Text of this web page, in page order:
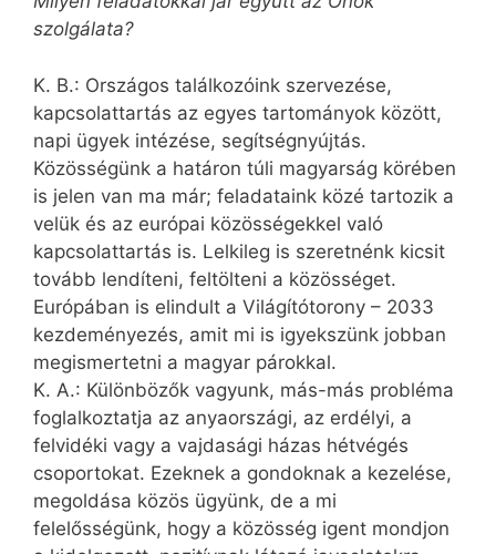
szolgálata?
K. B.: Országos találkozóink szervezése,
kapcsolattartás az egyes tartományok között,
napi ügyek intézése, segítségnyújtás.
Közösségünk a határon túli magyarság körében
is jelen van ma már; feladataink közé tartozik a
velük és az európai közösségekkel való
kapcsolattartás is. Lelkileg is szeretnénk kicsit
tovább lendíteni, feltölteni a közösséget.
Európában is elindult a Világítótorony – 2033
kezdeményezés, amit mi is igyekszünk jobban
megismertetni a magyar párokkal.
K. A.: Különbözők vagyunk, más-más probléma
foglalkoztatja az anyaországi, az erdélyi, a
felvidéki vagy a vajdasági házas hétvégés
csoportokat. Ezeknek a gondoknak a kezelése,
megoldása közös ügyünk, de a mi
felelősségünk, hogy a közösség igent mondjon